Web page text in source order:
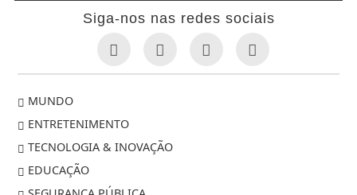
Siga-nos nas redes sociais
MUNDO
ENTRETENIMENTO
TECNOLOGIA & INOVAÇÃO
EDUCAÇÃO